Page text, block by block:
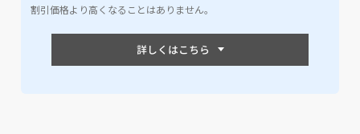
割引価格より高くなることはありません。